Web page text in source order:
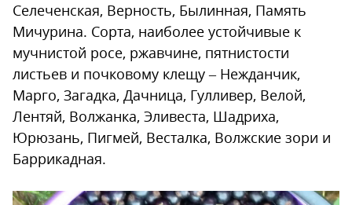
Селеченская, Верность, Былинная, Память
Мичурина. Сорта, наиболее устойчивые к
мучнистой росе, ржавчине, пятнистости
листьев и почковому клещу – Нежданчик,
Марго, Загадка, Дачница, Гулливер, Велой,
Лентяй, Волжанка, Эливеста, Шадриха,
Юрюзань, Пигмей, Весталка, Волжские зори и
Баррикадная.